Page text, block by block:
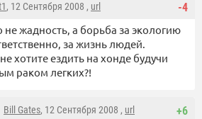
-4
, 12 Сентября 2008 , url
не жадность, а борьба за экологию
за жизнь людей.
хотите ездить на хонде будучи
раком легких?!
+6
Bill Gates, 12 Сентября 2008 , url